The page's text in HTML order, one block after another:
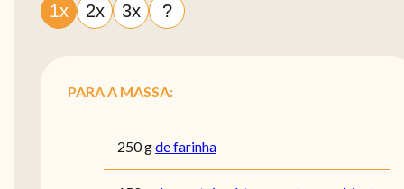
1x 2x 3x ?
PARA A MASSA:
250gde farinha